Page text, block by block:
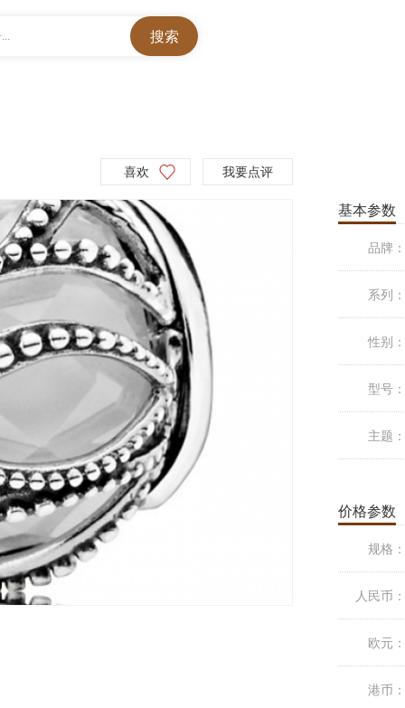
喜欢 我要点评
基本参数
品牌：
系列：
性别：
型号：
主题：
价格参数
规格：
人民币：
欧元：
港币：